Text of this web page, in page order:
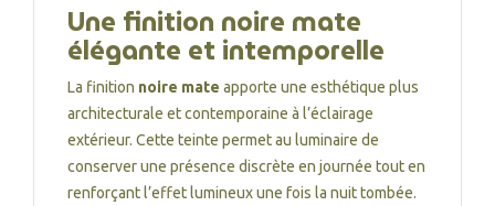
Une finition noire mate
élégante et intemporelle
La finition noire mate apporte une esthétique plus
architecturale et contemporaine à l’éclairage
extérieur. Cette teinte permet au luminaire de
conserver une présence discrète en journée tout en
renforçant l’effet lumineux une fois la nuit tombée.